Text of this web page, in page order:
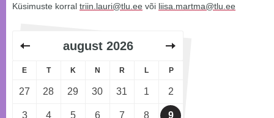
august 2026
E T K N R L P
27 28 29 30 31 1 2
3 4 5 6 7 8 9
Küsimuste korral triin.lauri@tlu.ee või liisa.martma@tlu.ee